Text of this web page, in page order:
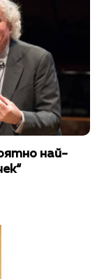
най-